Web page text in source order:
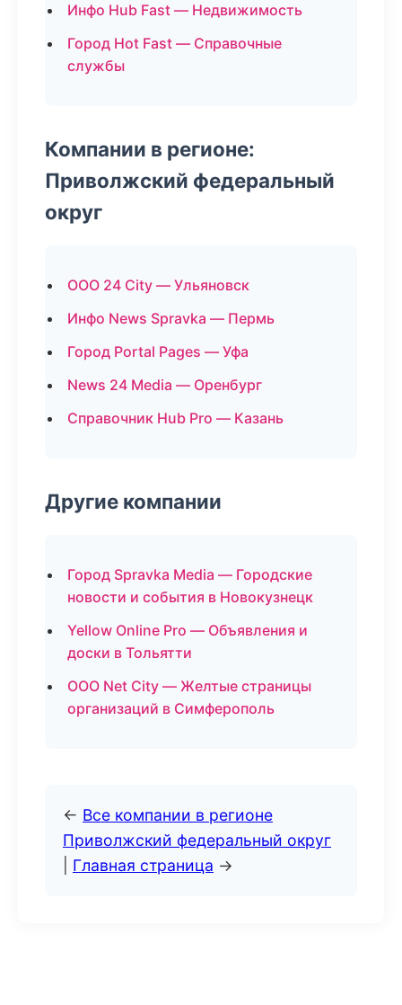
Инфо Hub Fast — Недвижимость
Город Hot Fast — Справочные
службы
Компании в регионе:
Приволжский федеральный
округ
ООО 24 City — Ульяновск
Инфо News Spravka — Пермь
Город Portal Pages — Уфа
News 24 Media — Оренбург
Справочник Hub Pro — Казань
Другие компании
Город Spravka Media — Городские
новости и события в Новокузнецк
Yellow Online Pro — Объявления и
доски в Тольятти
ООО Net City — Желтые страницы
организаций в Симферополь
← Все компании в регионе
Приволжский федеральный округ
Главная страница →